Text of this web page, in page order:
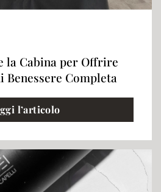
la Cabina per Offrire
Benessere Completa
l’articolo